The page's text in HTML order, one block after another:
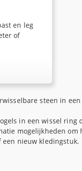
en leg
of
steen in
in een wissel ring
mogelijkheden om
nieuw kledingstuk.